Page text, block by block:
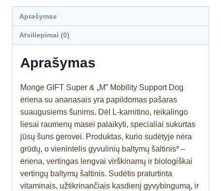
Aprašymas
Atsiliepimai (0)
Aprašymas
Monge GIFT Super & „M” Mobility Support Dog
ėriena su ananasais yra papildomas pašaras
suaugusiems šunims. Dėl L-karnitino, reikalingo
liesai raumenų masei palaikyti, specialiai sukurtas
jūsų šuns gerovei. Produktas, kurio sudėtyje nėra
grūdų, o vienintelis gyvulinių baltymų šaltinis* –
ėriena, vertingas lengvai virškinamų ir biologiškai
vertingų baltymų šaltinis. Sudėtis praturtinta
vitaminais, užtikrinančiais kasdienį gyvybingumą, ir